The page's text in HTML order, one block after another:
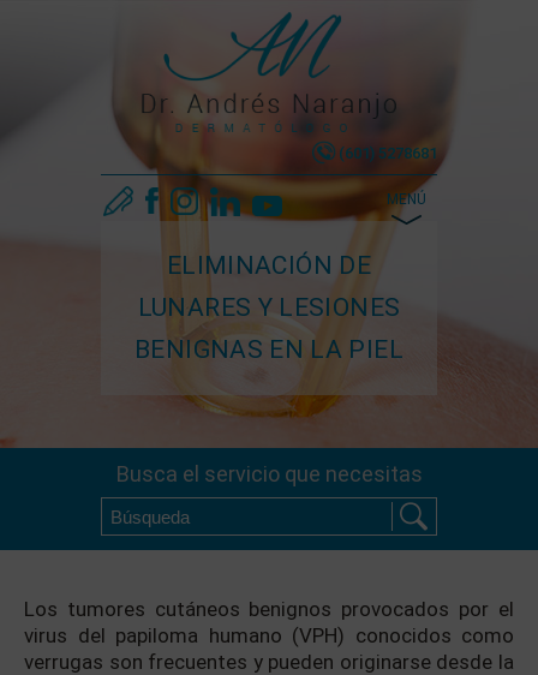
(601) 5278681
MENÚ
ELIMINACIÓN DE
LUNARES Y LESIONES
BENIGNAS EN LA PIEL
Busca el servicio que necesitas
Los tumores cutáneos benignos provocados por el
virus del papiloma humano (VPH) conocidos como
verrugas son frecuentes y pueden originarse desde la